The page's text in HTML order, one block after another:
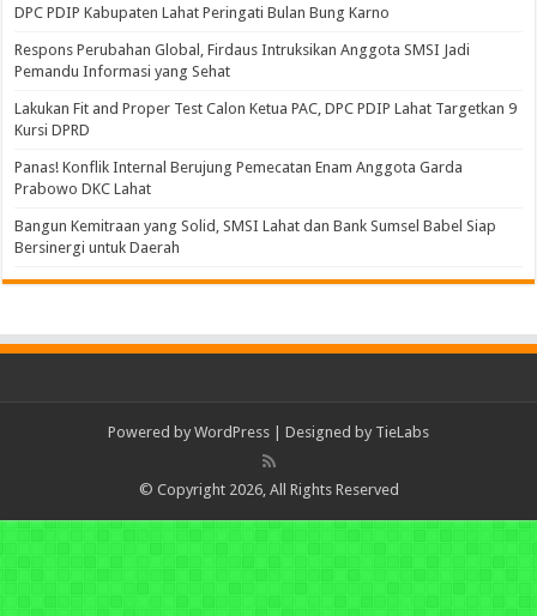
DPC PDIP Kabupaten Lahat Peringati Bulan Bung Karno
Respons Perubahan Global, Firdaus Intruksikan Anggota SMSI Jadi
Pemandu Informasi yang Sehat
Lakukan Fit and Proper Test Calon Ketua PAC, DPC PDIP Lahat Targetkan 9
Kursi DPRD
Panas! Konflik Internal Berujung Pemecatan Enam Anggota Garda
Prabowo DKC Lahat
Bangun Kemitraan yang Solid, SMSI Lahat dan Bank Sumsel Babel Siap
Bersinergi untuk Daerah
Powered by WordPress | Designed by TieLabs
© Copyright 2026, All Rights Reserved